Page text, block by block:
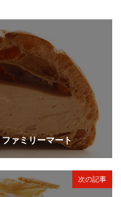
ァミリーマート
次の記事